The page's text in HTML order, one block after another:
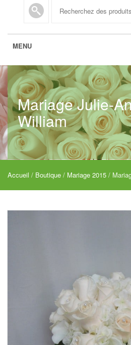
MENU
Mariage Julie-
William
Accueil / Boutique / Mariage 2015 /